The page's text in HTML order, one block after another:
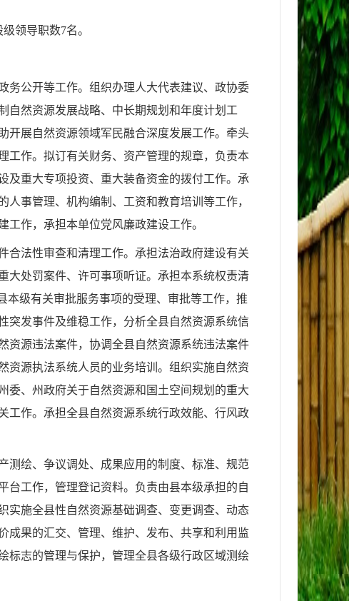
领导职数7名。
务公开等工作。组织办理人大代表建议、政协委
自然资源发展战略、中长期规划和年度计划工
开展自然资源领域军民融合深度发展工作。 牵头
工作。拟订有关财务、资产管理的规章，负责本
及重大专项投资、重大装备资金的拨付工作。承
人事管理、机构编制、工资和教育培训等工作，
工作，承担本单位党风廉政建设工作。
合法性审查和清理工作。承担法治政府建设有关
大处罚案件、许可事项听证。承担本系统权责清
本级有关审批服务事项的受理、审批等工作，推
突发事件及维稳工作，分析全县自然资源系统信
资源违法案件，协调全县自然资源系统违法案件
资源执法系统人员的业务培训。组织实施自然资
委、州政府关于自然资源和国土空间规划的重大
工作。承担全县自然资源系统行政效能、行风政
测绘、争议调处、成果应用的制度、标准、规范
台工作，管理登记资料。负责由县本级承担的自
实施全县性自然资源基础调查、变更调查、动态
成果的汇交、管理、维护、发布、共享和利用监
标志的管理与保护，管理全县各级行政区域测绘